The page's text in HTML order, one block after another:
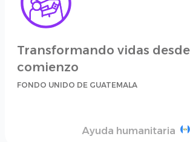
Transformando vidas
comienzo
FONDO UNIDO DE GUATEMALA
Ayuda humanitaria